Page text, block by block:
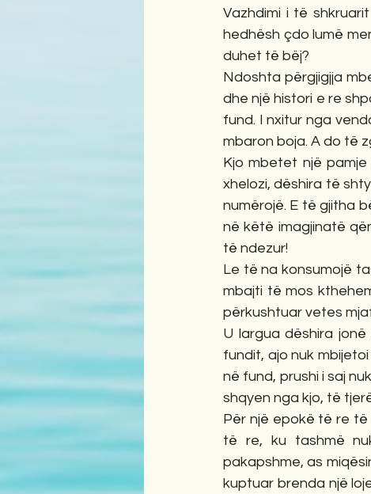
Vazhdimi i të
hedhësh çdo lumë
duhet të bëj?
Ndoshta përgjigjja
dhe një histori e re
fund. I nxitur nga
mbaron boja. A do të
Kjo mbetet një
xhelozi, dëshira të
numërojë. E të gjitha
në këtë imagjinatë
të ndezur!
Le të na konsumojë
mbajti të mos
përkushtuar vetes
U largua dëshira
fundit, ajo nuk
në fund, prushi i saj
shqyen nga kjo, të
Për një epokë të re
të re, ku tashmë
pakapshme, as
kuptuar brenda një